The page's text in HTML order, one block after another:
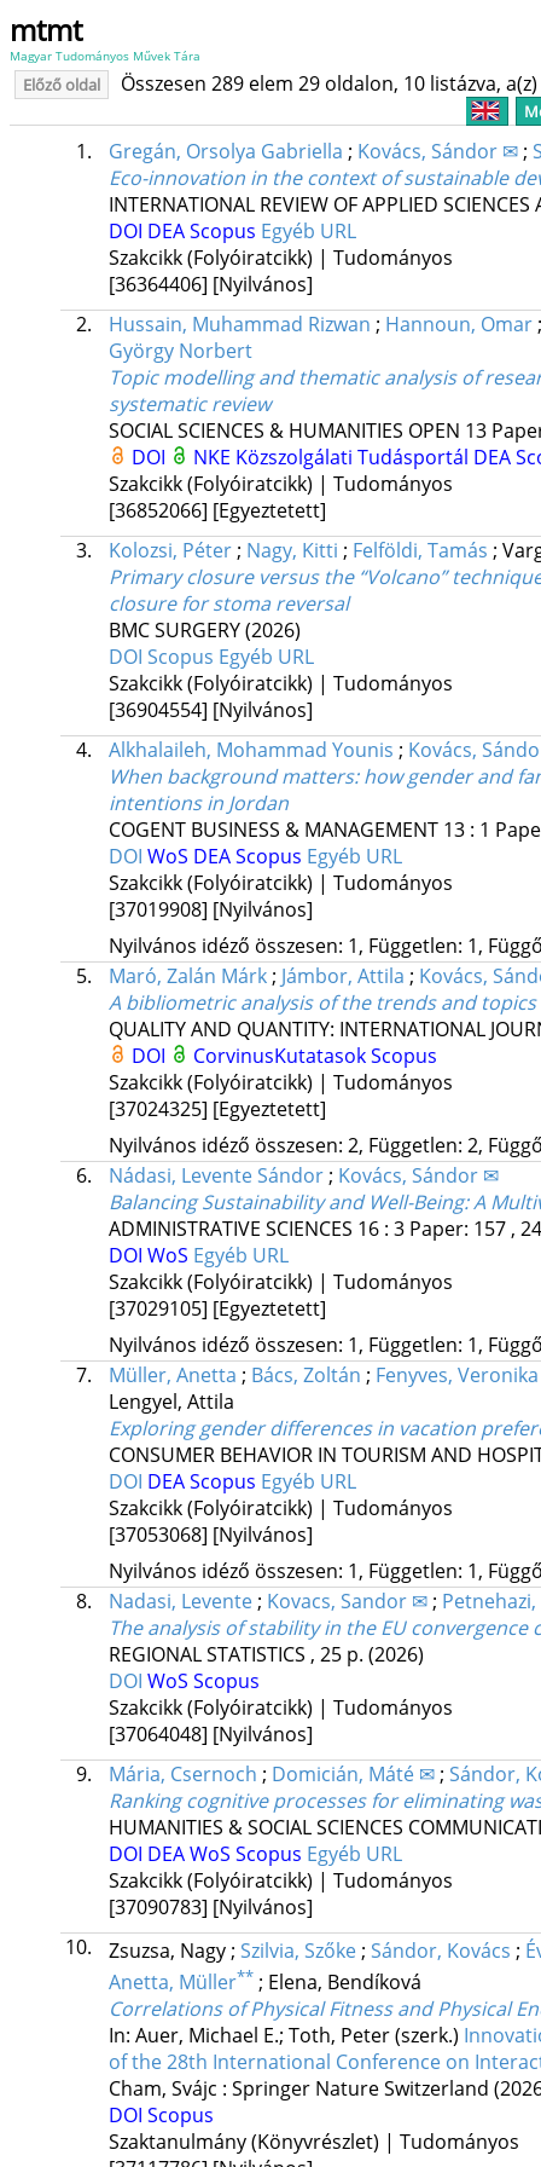
mtmt
Magyar Tudományos Művek Tára
Előző oldal Összesen 289 elem 29 oldalon, 10 listázva,
1. Gregán, Orsolya Gabriella ; Kovács, Sándor ✉;
Eco-innovation in the context of sustainable
INTERNATIONAL REVIEW OF APPLIED
DOI DEAScopus Egyéb URL
Szakcikk (Folyóiratcikk) | Tudományos
[36364406] [Nyilvános]
2.
Hussain, Muhammad Rizwan ; Hannoun, Omar
György Norbert
Topic modelling and thematic analysis of
systematic review
SOCIAL SCIENCES & HUMANITIES OPEN 13
DOI
NKE Közszolgálati Tudásportál DEA
Szakcikk (Folyóiratcikk) | Tudományos
[36852066] [Egyeztetett]
3.
Kolozsi, Péter; Nagy, Kitti ; Felföldi, Tamás ;
Primary closure versus the “Volcano”
closure for stoma reversal
BMC SURGERY(2026)
DOI Scopus Egyéb URL
Szakcikk (Folyóiratcikk) | Tudományos
[36904554] [Nyilvános]
4.
Alkhalaileh, Mohammad Younis ; Kovács,
When background matters: how gender and
intentions in Jordan
COGENT BUSINESS & MANAGEMENT 13: 1
DOI WoS DEAScopus Egyéb URL
Szakcikk (Folyóiratcikk) | Tudományos
[37019908] [Nyilvános]
Nyilvános idéző összesen: 1, Független: 1,
5.
Maró, Zalán Márk; Jámbor, Attila ; Kovács,
A bibliometric analysis of the trends and
QUALITY AND QUANTITY: INTERNATIONAL
DOI
CorvinusKutatasokScopus
Szakcikk (Folyóiratcikk) | Tudományos
[37024325] [Egyeztetett]
Nyilvános idéző összesen: 2, Független: 2,
6.
Nádasi, Levente Sándor; Kovács, Sándor ✉
Balancing Sustainability and Well-Being: A
ADMINISTRATIVE SCIENCES 16: 3 Paper: 157 ,
DOI WoS Egyéb URL
Szakcikk (Folyóiratcikk) | Tudományos
[37029105] [Egyeztetett]
Nyilvános idéző összesen: 1, Független: 1,
7.
Müller, Anetta ; Bács, Zoltán ; Fenyves, Veronika
Lengyel, Attila
Exploring gender differences in vacation
CONSUMER BEHAVIOR IN TOURISM AND
DOI DEAScopus Egyéb URL
Szakcikk (Folyóiratcikk) | Tudományos
[37053068] [Nyilvános]
Nyilvános idéző összesen: 1, Független: 1,
8.
Nadasi, Levente; Kovacs, Sandor ✉;
The analysis of stability in the EU
REGIONAL STATISTICS , 25 p. (2026)
DOI WoS Scopus
Szakcikk (Folyóiratcikk) | Tudományos
[37064048] [Nyilvános]
9.
Mária, Csernoch ; Domicián, Máté ✉; Sándor,
Ranking cognitive processes for eliminating
HUMANITIES & SOCIAL SCIENCES
DOI DEAWoS Scopus Egyéb URL
Szakcikk (Folyóiratcikk) | Tudományos
[37090783] [Nyilvános]
10.
Zsuzsa, Nagy; Szilvia, Szőke; Sándor, Kovács ;
Anetta, Müller** ; Elena, Bendíková
Correlations of Physical Fitness and Physical
In: Auer, Michael E.; Toth, Peter (szerk.)
of the 28th International Conference on
Cham, Svájc : Springer Nature Switzerland
DOI Scopus
Szaktanulmány (Könyvrészlet) | Tudományos